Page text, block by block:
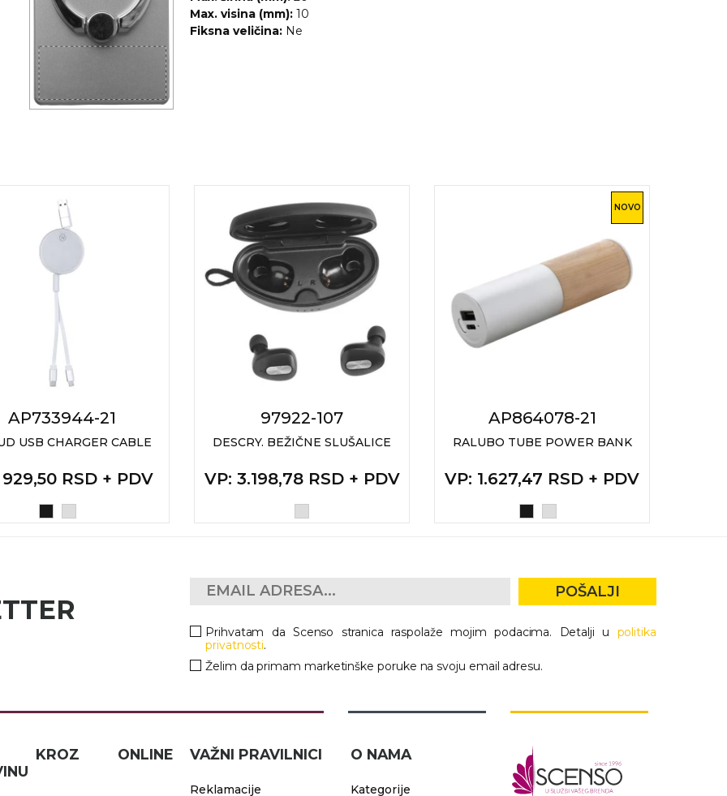
Max. visina (mm): 10
Fiksna veličina: Ne
AP733944-21
USB CHARGER CABLE
929,50 RSD + PDV
97922-107
DESCRY. BEŽIČNE SLUŠALICE
VP: 3.198,78 RSD + PDV
NOVO
AP864078-21
RALUBO TUBE POWER BANK
VP: 1.627,47 RSD + PDV
POŠALJI
Prihvatam da Scenso stranica raspolaže mojim podacima. Detalji u politika
privatnosti.
Želim da primam marketinške poruke na svoju email adresu.
KROZ ONLINE
VAŽNI PRAVILNICI
Reklamacije
O NAMA
Kategorije